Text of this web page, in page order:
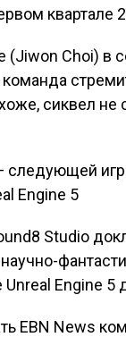
квартале
Choi) в
команда
сиквел
Studio
Engine 5
EBN News